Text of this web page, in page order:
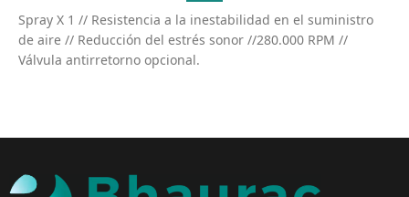
Spray X 1 // Resistencia a la inestabilidad en el suministro
de aire // Reducción del estrés sonor //280.000 RPM //
Válvula antirretorno opcional.